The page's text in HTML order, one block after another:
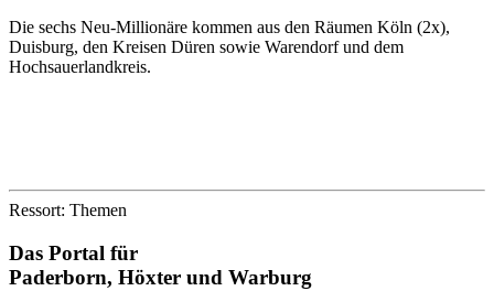
Die sechs Neu-Millionäre kommen aus den Räumen Köln (2x),
Duisburg, den Kreisen Düren sowie Warendorf und dem
Hochsauerlandkreis.
Ressort: Themen
Das Portal für
Paderborn, Höxter und Warburg